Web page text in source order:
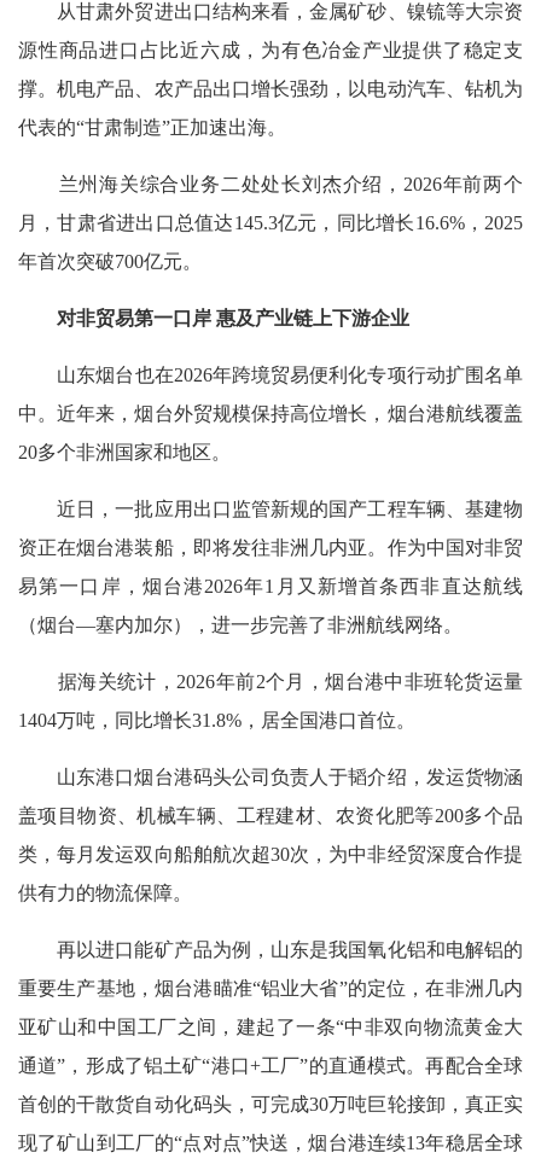
从甘肃外贸进出口结构来看，金属矿砂、镍锍等大宗资
源性商品进口占比近六成，为有色冶金产业提供了稳定支
撑。机电产品、农产品出口增长强劲，以电动汽车、钻机为
代表的“甘肃制造”正加速出海。
兰州海关综合业务二处处长刘杰介绍，2026年前两个
月，甘肃省进出口总值达145.3亿元，同比增长16.6%，2025
年首次突破700亿元。
对非贸易第一口岸 惠及产业链上下游企业
山东烟台也在2026年跨境贸易便利化专项行动扩围名单
中。近年来，烟台外贸规模保持高位增长，烟台港航线覆盖
20多个非洲国家和地区。
近日，一批应用出口监管新规的国产工程车辆、基建物
资正在烟台港装船，即将发往非洲几内亚。作为中国对非贸
易第一口岸，烟台港2026年1月又新增首条西非直达航线
（烟台—塞内加尔），进一步完善了非洲航线网络。
据海关统计，2026年前2个月，烟台港中非班轮货运量
1404万吨，同比增长31.8%，居全国港口首位。
山东港口烟台港码头公司负责人于韬介绍，发运货物涵
盖项目物资、机械车辆、工程建材、农资化肥等200多个品
类，每月发运双向船舶航次超30次，为中非经贸深度合作提
供有力的物流保障。
再以进口能矿产品为例，山东是我国氧化铝和电解铝的
重要生产基地，烟台港瞄准“铝业大省”的定位，在非洲几内
亚矿山和中国工厂之间，建起了一条“中非双向物流黄金大
通道”，形成了铝土矿“港口+工厂”的直通模式。再配合全球
首创的干散货自动化码头，可完成30万吨巨轮接卸，真正实
现了矿山到工厂的“点对点”快送，烟台港连续13年稳居全球